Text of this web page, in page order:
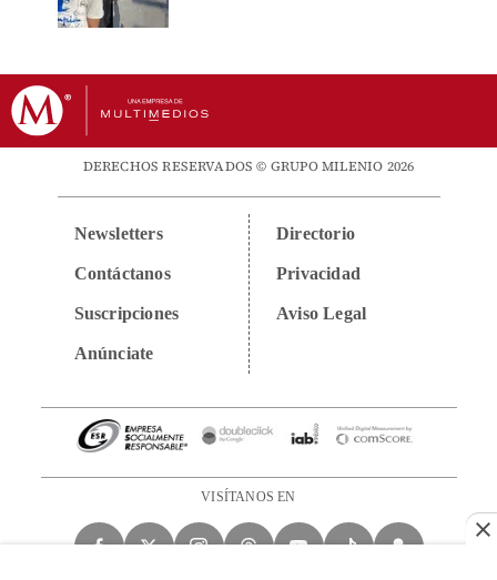
DERECHOS RESERVADOS © GRUPO MILENIO 2026
Newsletters
Contáctanos
Suscripciones
Anúnciate
Directorio
Privacidad
Aviso Legal
VISÍTANOS EN